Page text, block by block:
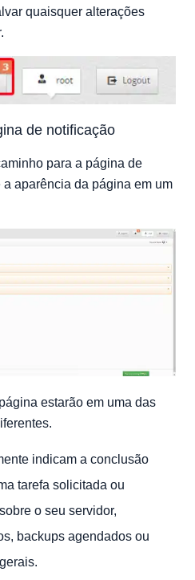
quaisquer alterações
de notificação
para a página de
aparência da página em um
estarão em uma das
indicam a conclusão
tarefa solicitada ou
o seu servidor,
backups agendados ou